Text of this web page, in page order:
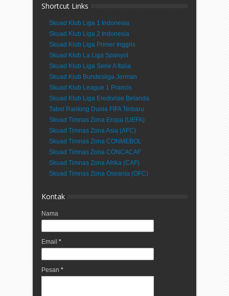
Shortcut Links
Skuad Klub Liga 1 Indonesia
Skuad Klub Liga 2 Indonesia
Skuad Klub Liga Primer Inggris
Skuad Klub La Liga Spanyol
Skuad Klub Liga Serie A Italia
Skuad Klub Bundesliga Jerman
Skuad Klub League 1 Prancis
Skuad Klub Liga Eredivisie Belanda
Tabel Ranking Dunia FIFA Terbaru
Skuad Timnas Zona Eropa (UEFA)
Skuad Timnas Zona Asia (AFC)
Skuad Timnas Zona CONMEBOL
Skuad Timnas Zona CONCACAF
Skuad Timnas Zona Afrika (CAF)
Skuad Timnas Zona Oseania (OFC)
Kontak
Nama
Email *
Pesan *